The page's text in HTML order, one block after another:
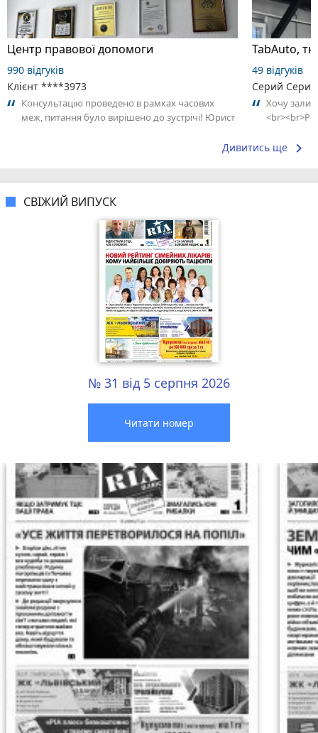
Центр правової допомоги
990 відгуків
Клієнт ****3973
Консультацію проведено в рамках часових
меж, питання було вирішено до зустрічі! Юрист
TabAuto,
49 відгуків
Серий Серий
Хочу
Дивитись ще keyboard_arrow_right
СВІЖИЙ ВИПУСК
№ 31 від 5 серпня 2026
Читати номер